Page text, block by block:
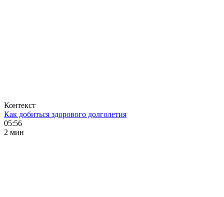
Контекст
Как добиться здорового долголетия
05:56
2 мин